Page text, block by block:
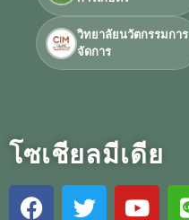
วิทยาลัยนวัตกรรมการ
จัดการ
โซเชียลมีเดีย